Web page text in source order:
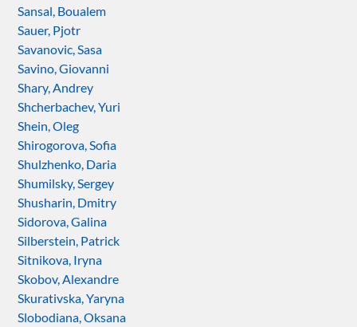
Sansal, Boualem
Sauer, Pjotr
Savanovic, Sasa
Savino, Giovanni
Shary, Andrey
Shcherbachev, Yuri
Shein, Oleg
Shirogorova, Sofia
Shulzhenko, Daria
Shumilsky, Sergey
Shusharin, Dmitry
Sidorova, Galina
Silberstein, Patrick
Sitnikova, Iryna
Skobov, Alexandre
Skurativska, Yaryna
Slobodiana, Oksana